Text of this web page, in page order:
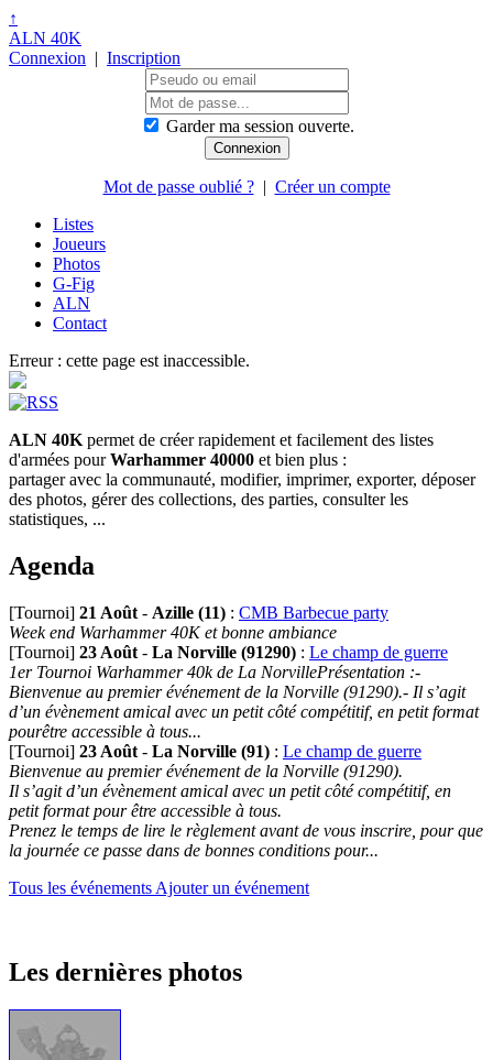
↑
ALN 40K
Connexion | Inscription
Garder ma session ouverte.
Mot de passe oublié ?| Créer un compte
Listes
Joueurs
Photos
G-Fig
ALN
Contact
Erreur : cette page est inaccessible.
ALN 40K permet de créer rapidement et facilement des listes
d'armées pourWarhammer 40000 et bien plus :
partager avec la communauté, modifier, imprimer, exporter, déposer
des photos, gérer des collections, des parties, consulter les
statistiques, ...
Agenda
[Tournoi] 21 Août - Azille (11) : CMB Barbecue party
Week end Warhammer 40K et bonne ambiance
[Tournoi] 23 Août - La Norville (91290) : Le champ de guerre
1er Tournoi Warhammer 40k de La NorvillePrésentation :-
Bienvenue au premier événement de la Norville (91290).- Il s’agit
d’un évènement amical avec un petit côté compétitif, en petit format
pourêtre accessible à tous...
[Tournoi] 23 Août - La Norville (91) : Le champ de guerre
Bienvenue au premier événement de la Norville (91290).
Il s’agit d’un évènement amical avec un petit côté compétitif, en
petit format pour être accessible à tous.
Prenez le temps de lire le règlement avant de vous inscrire, pour que
la journée ce passe dans de bonnes conditions pour...
Tous les événements Ajouter un événement
Les dernières photos